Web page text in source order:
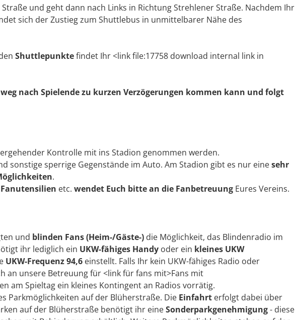
und geht dann nach Links in Richtung Strehlener Straße. Nachdem Ihr
sich der Zustieg zum Shuttlebus in unmittelbarer Nähe des
Shuttlepunktefindet Ihr <link file:17758 download internal link in
nach Spielende zu kurzen Verzögerungen kommen kann und folgt
Kontrolle mit ins Stadion genommen werden.
sonstige sperrige Gegenstände im Auto. Am Stadion gibt es nur einesehr
.
Fanutensilien etc. wendet Euch bitte an die Fanbetreuung Eures Vereins.
und blinden Fans (Heim-/Gäste-) die Möglichkeit, das Blindenradio im
ihr lediglich ein UKW-fähiges Handy oder ein kleines UKW
UKW-Frequenz 94,6 einstellt. Falls Ihr kein UKW-fähiges Radio oder
an unsere Betreuung für <link für fans mit>Fans mit
am Spieltag ein kleines Kontingent an Radios vorrätig.
Parkmöglichkeiten auf der Blüherstraße. Die Einfahrt erfolgt dabei über
auf der Blüherstraße benötigt ihr eineSonderparkgenehmigung- diese